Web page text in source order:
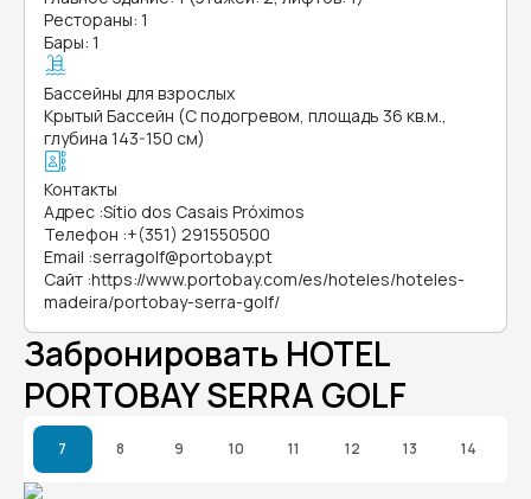
Рестораны: 1
Бары: 1
Бассейны для взрослых
Крытый Бассейн (С подогревом, площадь 36 кв.м.,
глубина 143-150 см)
Контакты
Адрес :Sítio dos Casais Próximos
Телефон :+(351) 291550500
Email :serragolf@portobay.pt
Сайт :https://www.portobay.com/es/hoteles/hoteles-
madeira/portobay-serra-golf/
Забронировать HOTEL
PORTOBAY SERRA GOLF
7 8 9 10 11 12 13 14